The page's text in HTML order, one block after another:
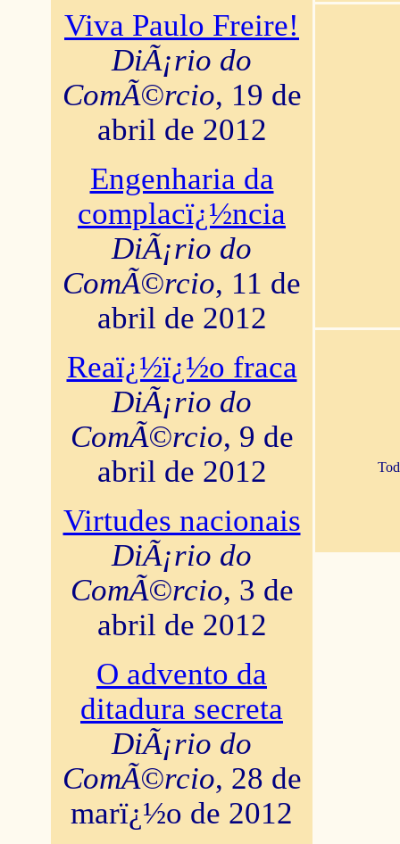
Viva Paulo Freire!
DiÃ¡rio do
ComÃ©rcio, 19 de
abril de 2012
Engenharia da
complacï¿½ncia
DiÃ¡rio do
ComÃ©rcio, 11 de
abril de 2012
Reaï¿½ï¿½o fraca
DiÃ¡rio do
ComÃ©rcio, 9 de
abril de 2012
Virtudes nacionais
DiÃ¡rio do
ComÃ©rcio, 3 de
abril de 2012
O advento da
ditadura secreta
DiÃ¡rio do
ComÃ©rcio, 28 de
marï¿½o de 2012